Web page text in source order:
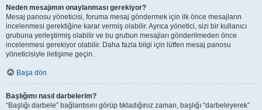
Neden mesajımın onaylanması gerekiyor?
Mesaj panosu yöneticisi, foruma mesaj göndermek için ilk önce mesajların
incelenmesi gerektiğine karar vermiş olabilir. Ayrıca yönetici, sizi bir kullanıcı
grubuna yerleştirmiş olabilir ve bu grubun mesajları gönderilmeden önce
incelenmesi gerekiyor olabilir. Daha fazla bilgi için lütfen mesaj panosu
yöneticisiyle iletişime geçin.
Başa dön
Başlığımı nasıl darbelerim?
“Başlığı darbele” bağlantısını görüp tıkladığınız zaman, başlığı “darbeleyerek”